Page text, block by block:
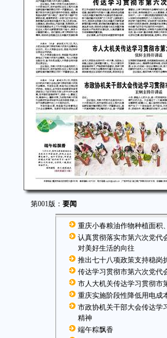
第001版： 要闻
重庆小春粮油作物种植面积
认真贯彻落实市第六次党代
对美好生活的向往
推出七十八项政策支持稳岗
传达学习贯彻市第六次党代
市人大机关传达学习贯彻市
重庆实施阶段性降低用电成
市政协机关干部大会传达学
精神
端午粽飘香